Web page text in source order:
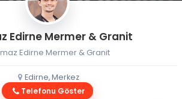
Edirne Mermer & Granit
Edirne Mermer & Granit
Edirne, Merkez
Telefonu Göster